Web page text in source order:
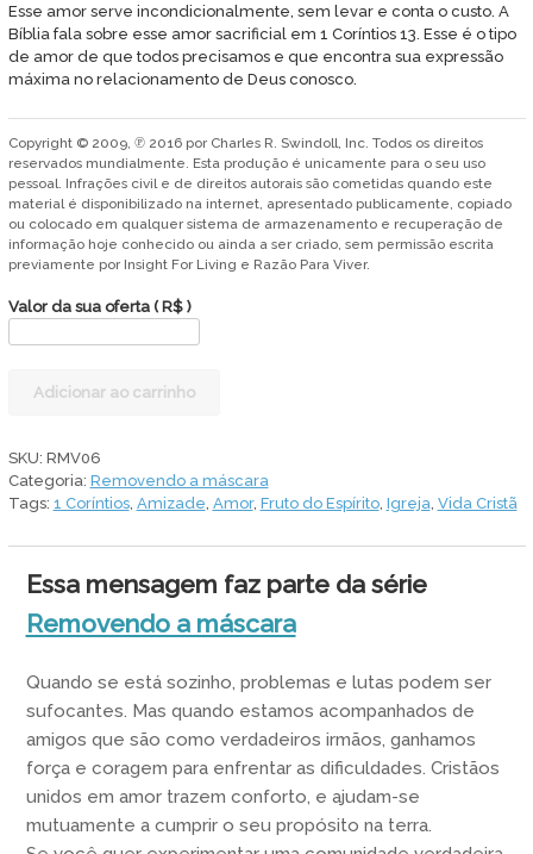
Esse amor serve incondicionalmente, sem levar e conta o custo. A
Bíblia fala sobre esse amor sacrificial em 1 Coríntios 13. Esse é o tipo
de amor de que todos precisamos e que encontra sua expressão
máxima no relacionamento de Deus conosco.
Copyright © 2009, ℗ 2016 por Charles R. Swindoll, Inc. Todos os direitos
reservados mundialmente. Esta produção é unicamente para o seu uso
pessoal. Infrações civil e de direitos autorais são cometidas quando este
material é disponibilizado na internet, apresentado publicamente, copiado
ou colocado em qualquer sistema de armazenamento e recuperação de
informação hoje conhecido ou ainda a ser criado, sem permissão escrita
previamente por Insight For Living e Razão Para Viver.
Valor da sua oferta ( R$ )
autêntico
Adicionar ao carrinho
SKU: RMV06
Categoria: Removendo a máscara
Tags: 1 Coríntios, Amizade Amor, Fruto do Espírito, Igreja Vida Cristã
Essa mensagem faz parte da série
Removendo a máscara
Quando se está sozinho, problemas e lutas podem ser
sufocantes. Mas quando estamos acompanhados de
amigos que são como verdadeiros irmãos, ganhamos
força e coragem para enfrentar as dificuldades. Cristãos
unidos em amor trazem conforto, e ajudam-se
mutuamente a cumprir o seu propósito na terra.